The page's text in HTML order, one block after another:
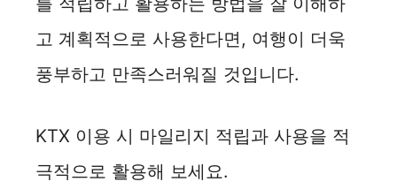
고 계획적으로 사용한다면, 여행이 더욱
풍부하고 만족스러워질 것입니다.
KTX 이용 시 마일리지 적립과 사용을 적
극적으로 활용해 보세요.